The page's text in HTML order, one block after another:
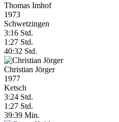
Thomas Imhof
1973
Schwetzingen
3:16 Std.
1:27 Std.
40:32 Std.
Christian Jörger
1977
Ketsch
3:24 Std.
1:27 Std.
39:39 Min.